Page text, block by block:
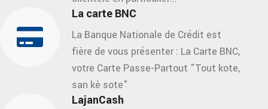
La carte BNC
La Banque Nationale de Crédit est
fière de vous présenter : La Carte BNC,
votre Carte Passe-Partout "Tout kote,
san kè sote"
LajanCash